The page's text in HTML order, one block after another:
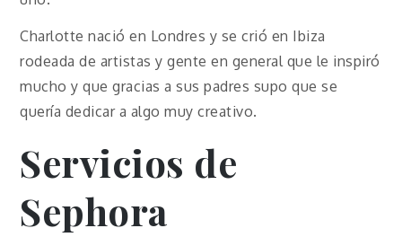
Charlotte nació en Londres y se crió en Ibiza
rodeada de artistas y gente en general que le inspiró
mucho y que gracias a sus padres supo que se
quería dedicar a algo muy creativo.
Servicios de
Sephora